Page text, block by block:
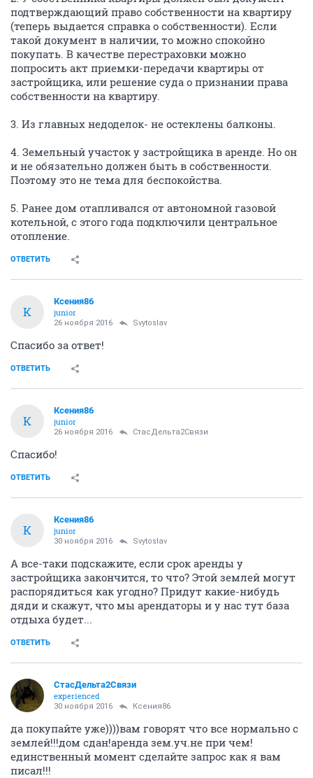
подтверждающий право собственности на квартиру
(теперь выдается справка о собственности). Если
такой документ в наличии, то можно спокойно
покупать. В качестве перестраховки можно
попросить акт приемки-передачи квартиры от
застройщика, или решение суда о признании права
собственности на квартиру.
3. Из главных недоделок- не остеклены балконы.
4. Земельный участок у застройщика в аренде. Но он
и не обязательно должен быть в собственности.
Поэтому это не тема для беспокойства.
5. Ранее дом отапливался от автономной газовой
котельной, с этого года подключили центральное
отопление.
ОТВЕТИТЬ
К
Ксения86
junior
26 ноября 2016 Svytoslav
Спасибо за ответ!
ОТВЕТИТЬ
К
Ксения86
junior
26 ноября 2016 СтасДельта2Связи
Спасибо!
ОТВЕТИТЬ
К
Ксения86
junior
30 ноября 2016 Svytoslav
А все-таки подскажите, если срок аренды у
застройщика закончится, то что? Этой землей могут
распорядиться как угодно? Придут какие-нибудь
дяди и скажут, что мы арендаторы и у нас тут база
отдыха будет...
ОТВЕТИТЬ
СтасДельта2Связи
experienced
30 ноября 2016 Ксения86
да покупайте уже))))вам говорят что все нормально с
землей!!!дом сдан!аренда зем.уч.не при чем!
единственный момент сделайте запрос как я вам
писал!!!